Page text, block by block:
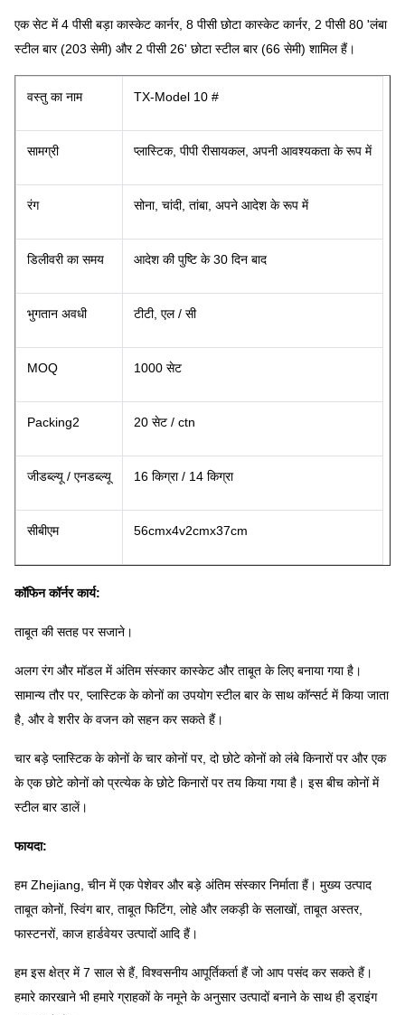
एक सेट में 4 पीसी बड़ा कास्केट कार्नर, 8 पीसी छोटा कास्केट कार्नर, 2 पीसी 80 'लंबा
स्टील बार (203 सेमी) और 2 पीसी 26' छोटा स्टील बार (66 सेमी) शामिल हैं।
वस्तु का नाम TX-Model 10 #
सामग्री प्लास्टिक, पीपी रीसायकल, अपनी आवश्यकता के रूप में
रंग सोना, चांदी, तांबा, अपने आदेश के रूप में
डिलीवरी का समय आदेश की पुष्टि के 30 दिन बाद
भुगतान अवधी टीटी, एल / सी
MOQ 1000 सेट
Packing2 20 सेट / ctn
जीडब्ल्यू / एनडब्ल्यू 16 किग्रा / 14 किग्रा
सीबीएम 56cmx4v2cmx37cm
कॉफिन कॉर्नर कार्य:
ताबूत की सतह पर सजाने।
अलग रंग और मॉडल में अंतिम संस्कार कास्केट और ताबूत के लिए बनाया गया है।
सामान्य तौर पर, प्लास्टिक के कोनों का उपयोग स्टील बार के साथ कॉन्सर्ट में किया जाता
है, और वे शरीर के वजन को सहन कर सकते हैं।
चार बड़े प्लास्टिक के कोनों के चार कोनों पर, दो छोटे कोनों को लंबे किनारों पर और एक
के एक छोटे कोनों को प्रत्येक के छोटे किनारों पर तय किया गया है। इस बीच कोनों में
स्टील बार डालें।
फायदा:
हम Zhejiang, चीन में एक पेशेवर और बड़े अंतिम संस्कार निर्माता हैं। मुख्य उत्पाद
ताबूत कोनों, स्विंग बार, ताबूत फिटिंग, लोहे और लकड़ी के सलाखों, ताबूत अस्तर,
फास्टनरों, काज हार्डवेयर उत्पादों आदि हैं।
हम इस क्षेत्र में 7 साल से हैं, विश्वसनीय आपूर्तिकर्ता हैं जो आप पसंद कर सकते हैं।
हमारे कारखाने भी हमारे ग्राहकों के नमूने के अनुसार उत्पादों बनाने के साथ ही ड्राइंग